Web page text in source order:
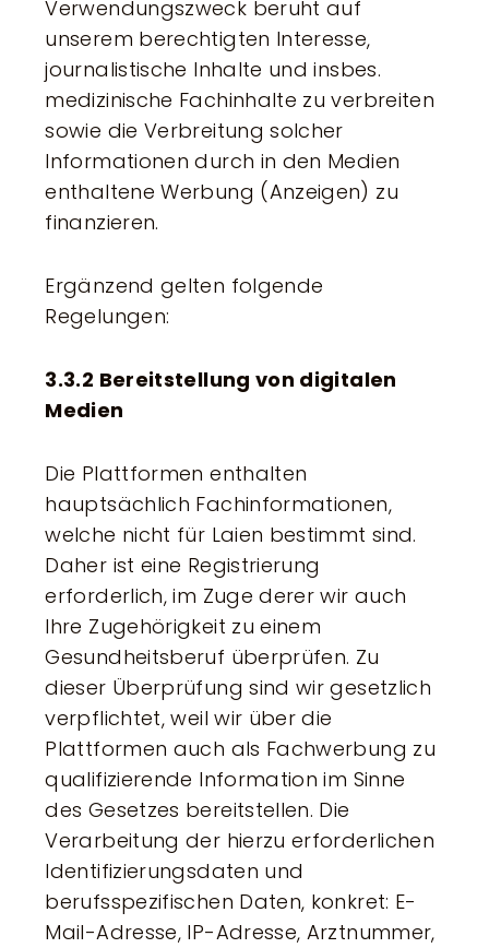
Verwendungszweck beruht auf
unserem berechtigten Interesse,
journalistische Inhalte und insbes.
medizinische Fachinhalte zu verbreiten
sowie die Verbreitung solcher
Informationen durch in den Medien
enthaltene Werbung (Anzeigen) zu
finanzieren.
Ergänzend gelten folgende
Regelungen:
3.3.2 Bereitstellung von digitalen
Medien
Die Plattformen enthalten
hauptsächlich Fachinformationen,
welche nicht für Laien bestimmt sind.
Daher ist eine Registrierung
erforderlich, im Zuge derer wir auch
Ihre Zugehörigkeit zu einem
Gesundheitsberuf überprüfen. Zu
dieser Überprüfung sind wir gesetzlich
verpflichtet, weil wir über die
Plattformen auch als Fachwerbung zu
qualifizierende Information im Sinne
des Gesetzes bereitstellen. Die
Verarbeitung der hierzu erforderlichen
Identifizierungsdaten und
berufsspezifischen Daten, konkret: E-
Mail-Adresse, IP-Adresse, Arztnummer,